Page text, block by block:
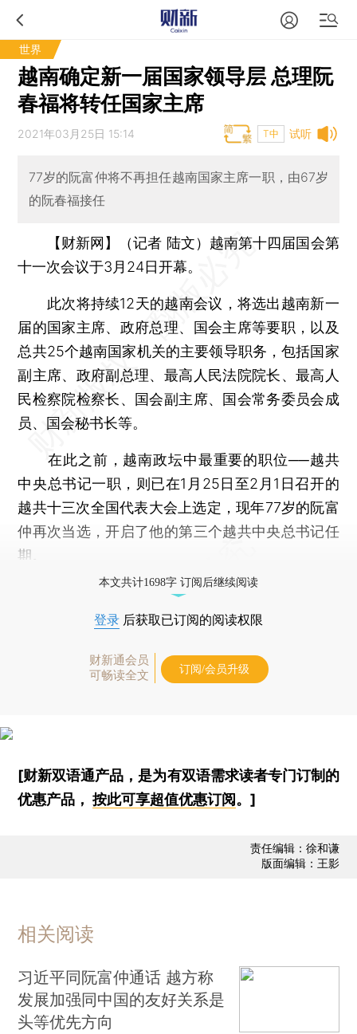
世界
越南确定新一届国家领导层 总理阮
春福将转任国家主席
试听
2021年03月25日 15:14 T中
77岁的阮富仲将不再担任越南国家主席一职，由67岁
的阮春福接任
【财新网】（记者 陆文） 越南第十四届国会第
十一次会议于3月24日开幕。
此次将持续12天的越南会议，将选出越南新一
届的国家主席、政府总理、国会主席等要职，以及
总共25个越南国家机关的主要领导职务，包括国家
副主席、政府副总理、最高人民法院院长、最高人
民检察院检察长、国会副主席、国会常务委员会成
员、国会秘书长等。
在此之前，越南政坛中最重要的职位──越共
中央总书记一职，则已在1月25日至2月1日召开的
越共十三次全国代表大会上选定，现年77岁的阮富
仲再次当选，开启了他的第三个越共中央总书记任
期。
本文共计1698字 订阅后继续阅读
登录 后获取已订阅的阅读权限
财新通会员
可畅读全文
订阅/会员升级
[财新双语通产品，是为有双语需求读者专门订制的
优惠产品，按此可享超值优惠订阅 。]
责任编辑：徐和谦
版面编辑：王影
相关阅读
习近平同阮富仲通话 越方称
发展加强同中国的友好关系是
头等优先方向